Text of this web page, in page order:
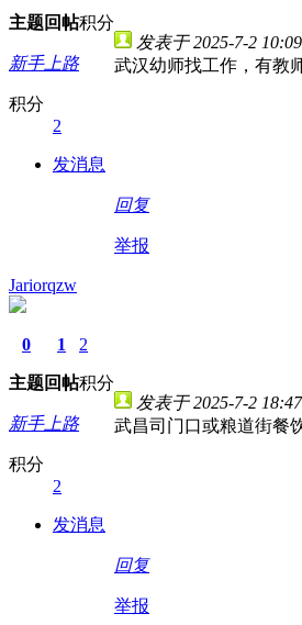
主题回帖积分
新手上路
积分
2
发消息
发表于 2025-7-2
武汉幼师找工作，有教
回复
举报
Jariorqzw
0
主题
1
回帖
2
积分
新手上路
积分
2
发消息
发表于 2025-7-2
武昌司门口或粮道街餐
回复
举报